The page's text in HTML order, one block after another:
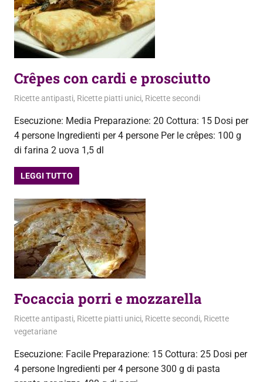
Crêpes con cardi e prosciutto
23 Febbraio 2013
admin
Ricette antipasti, Ricette piatti unici, Ricette secondi
Esecuzione: Media Preparazione: 20 Cottura: 15 Dosi per
4 persone Ingredienti per 4 persone Per le crêpes: 100 g
di farina 2 uova 1,5 dl
LEGGI TUTTO
Focaccia porri e mozzarella
19 Febbraio 2013
admin
Ricette antipasti, Ricette piatti unici, Ricette secondi, Ricette
vegetariane
Esecuzione: Facile Preparazione: 15 Cottura: 25 Dosi per
4 persone Ingredienti per 4 persone 300 g di pasta